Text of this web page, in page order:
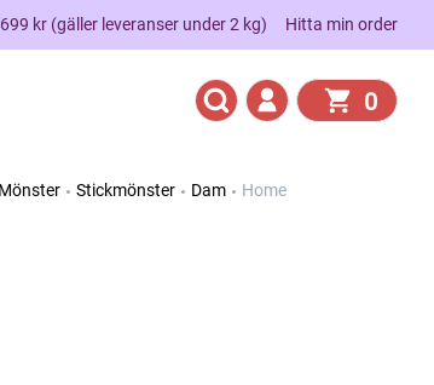
kr (gäller leveranser under 2 kg) Hitta min order
0
Mönster Stickmönster Dam Home